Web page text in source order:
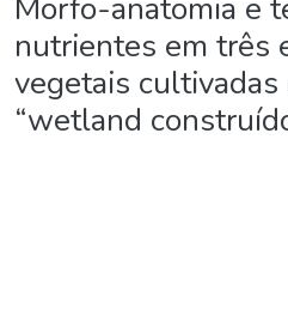
Morfo-anatomia e
nutrientes em três
vegetais
“wetland